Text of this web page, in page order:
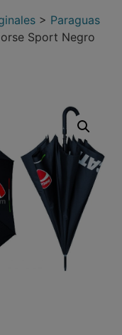
> Paraguas
Sport Negro